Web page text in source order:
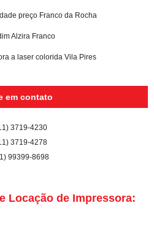
preço Franco da Rocha
Alzira Franco
a laser colorida Vila Pires
em contato
3719-4230
3719-4278
99399-8698
Locação de Impressora: